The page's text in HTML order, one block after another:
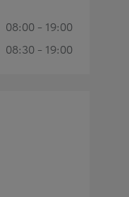
08:00 - 19:00
08:30 - 19:00